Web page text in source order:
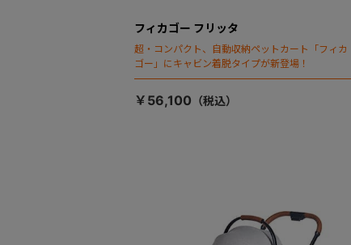
フィカゴー フリッタ
超・コンパクト、自動収納ペットカート「フィカ
ゴー」にキャビン着脱タイプが新登場！
￥56,100